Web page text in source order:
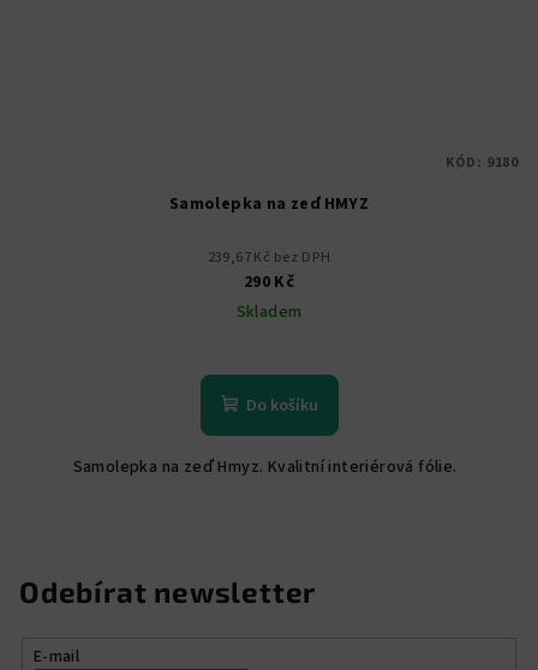
Samolepka na zeď HMYZ
239,67 Kč bez DPH
290 Kč
Skladem
Do košíku
Samolepka na zeď Hmyz. Kvalitní interiérová fólie.
KÓD: 9180
Odebírat newsletter
E-mail